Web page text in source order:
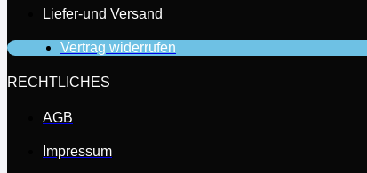
Liefer-und Versand
Vertrag widerrufen
RECHTLICHES
AGB
Impressum